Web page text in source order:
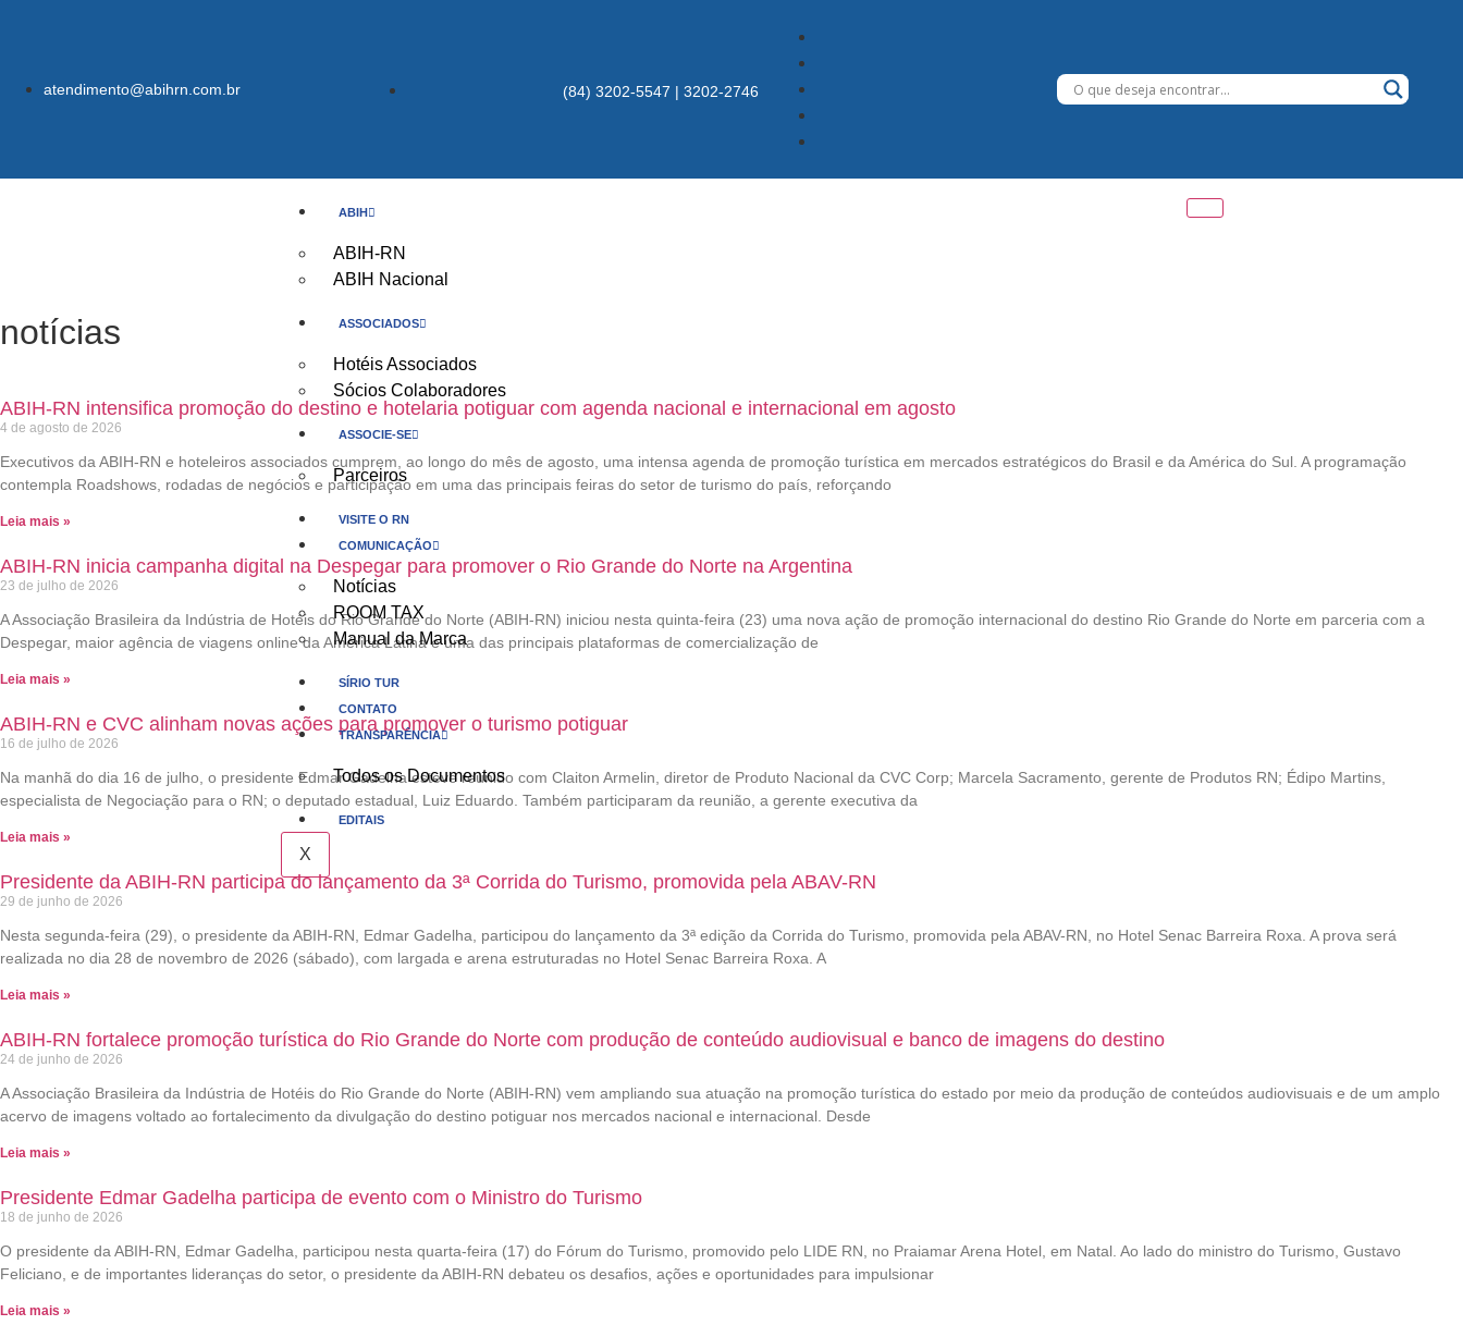
atendimento@abihrn.com.br (84) 3202-5547 | 3202-2746
ABIH
ABIH-RN
ABIH Nacional
ASSOCIADOS
Hotéis Associados
Sócios Colaboradores
ASSOCIE-SE
Parceiros
VISITE O RN
COMUNICAÇÃO
Notícias
ROOM TAX
Manual da Marca
SÍRIO TUR
CONTATO
TRANSPARÊNCIA
Todos os Documentos
EDITAIS
X
notícias
ABIH-RN intensifica promoção do destino e hotelaria potiguar com agenda nacional e internacional em agosto
4 de agosto de 2026
Executivos da ABIH-RN e hoteleiros associados cumprem, ao longo do mês de agosto, uma intensa agenda de promoção turística em mercados estratégicos do Brasil e da América do Sul. A programação
contempla Roadshows, rodadas de negócios e participação em uma das principais feiras do setor de turismo do país, reforçando
Leia mais »
ABIH-RN inicia campanha digital na Despegar para promover o Rio Grande do Norte na Argentina
23 de julho de 2026
A Associação Brasileira da Indústria de Hotéis do Rio Grande do Norte (ABIH-RN) iniciou nesta quinta-feira (23) uma nova ação de promoção internacional do destino Rio Grande do Norte em parceria com a
Despegar, maior agência de viagens online da América Latina e uma das principais plataformas de comercialização de
Leia mais »
ABIH-RN e CVC alinham novas ações para promover o turismo potiguar
16 de julho de 2026
Na manhã do dia 16 de julho, o presidente Edmar Gadelha esteve reunido com Claiton Armelin, diretor de Produto Nacional da CVC Corp; Marcela Sacramento, gerente de Produtos RN; Édipo Martins,
especialista de Negociação para o RN; o deputado estadual, Luiz Eduardo. Também participaram da reunião, a gerente executiva da
Leia mais »
Presidente da ABIH-RN participa do lançamento da 3ª Corrida do Turismo, promovida pela ABAV-RN
29 de junho de 2026
Nesta segunda-feira (29), o presidente da ABIH-RN, Edmar Gadelha, participou do lançamento da 3ª edição da Corrida do Turismo, promovida pela ABAV-RN, no Hotel Senac Barreira Roxa. A prova será
realizada no dia 28 de novembro de 2026 (sábado), com largada e arena estruturadas no Hotel Senac Barreira Roxa. A
Leia mais »
ABIH-RN fortalece promoção turística do Rio Grande do Norte com produção de conteúdo audiovisual e banco de imagens do destino
24 de junho de 2026
A Associação Brasileira da Indústria de Hotéis do Rio Grande do Norte (ABIH-RN) vem ampliando sua atuação na promoção turística do estado por meio da produção de conteúdos audiovisuais e de um amplo
acervo de imagens voltado ao fortalecimento da divulgação do destino potiguar nos mercados nacional e internacional. Desde
Leia mais »
Presidente Edmar Gadelha participa de evento com o Ministro do Turismo
18 de junho de 2026
O presidente da ABIH-RN, Edmar Gadelha, participou nesta quarta-feira (17) do Fórum do Turismo, promovido pelo LIDE RN, no Praiamar Arena Hotel, em Natal. Ao lado do ministro do Turismo, Gustavo
Feliciano, e de importantes lideranças do setor, o presidente da ABIH-RN debateu os desafios, ações e oportunidades para impulsionar
Leia mais »